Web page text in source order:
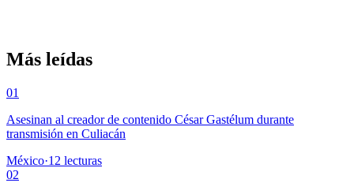
Más leídas
01
Asesinan al creador de contenido César Gastélum durante
transmisión en Culiacán
México·12 lecturas
02